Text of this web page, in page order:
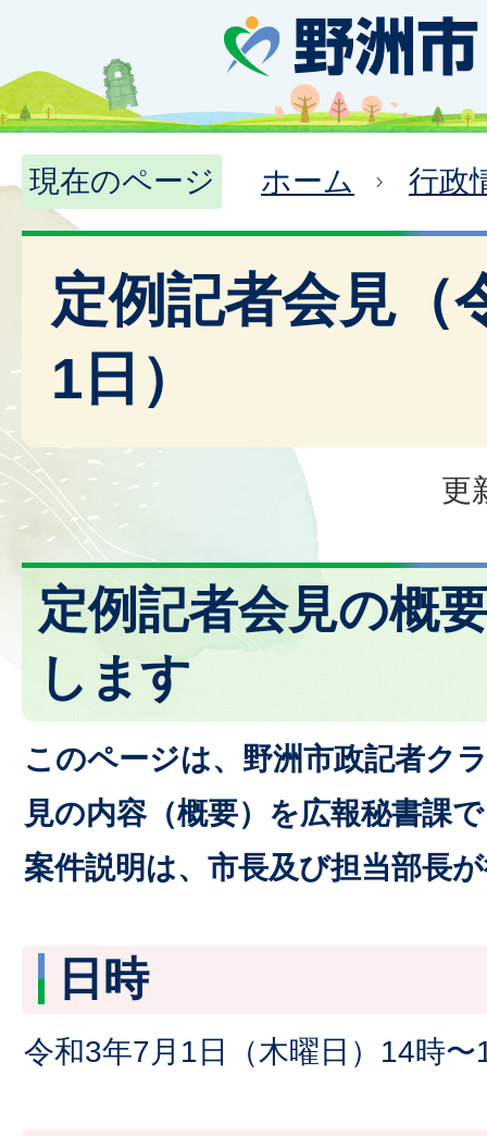
現在のページ ホーム 行政
定例記者会見（
1日）
更
定例記者会見の概
します
このページは、野洲市政記者ク
見の内容（概要）を広報秘書課
案件説明は、市長及び担当部長
日時
令和3年7月1日（木曜日）14時〜